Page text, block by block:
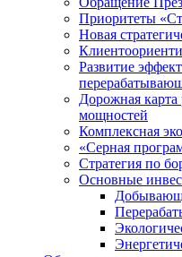
Приоритеты
Новая
Развитие
Дорожная
мощностей
Комплексная
«Серная
Стратегия по
Основные